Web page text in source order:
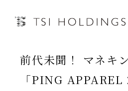
Information
前代未聞！ マネキ
「PING